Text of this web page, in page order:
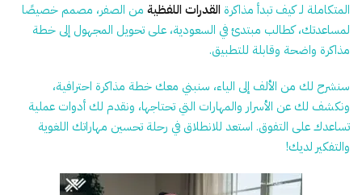
المتكاملة لـكيف تبدأ مذاكرة القدرات اللفظية من الصفر، مصمم خصيصًا
لمساعدتك، كطالب مبتدئ في السعودية، على تحويل المجهول إلى خطة
مذاكرة واضحة وقابلة للتطبيق.
سنشرح لك من الألف إلى الياء، سنبني معك خطة مذاكرة احترافية،
ونكشف لك عن الأسرار والمهارات التي تحتاجها، ونقدم لك أدوات عملية
تساعدك على التفوق. استعد للانطلاق في رحلة تحسين مهاراتك اللغوية
والتفكير لديك!